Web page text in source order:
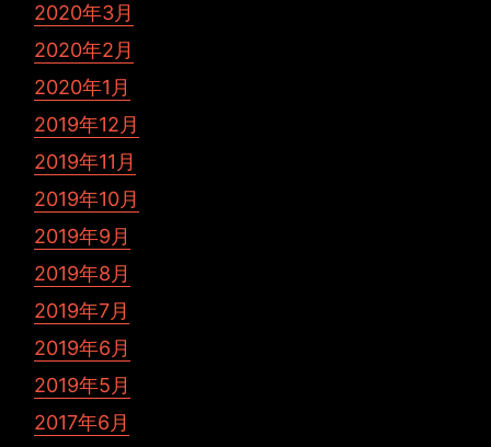
2020年3月
2020年2月
2020年1月
2019年12月
2019年11月
2019年10月
2019年9月
2019年8月
2019年7月
2019年6月
2019年5月
2017年6月